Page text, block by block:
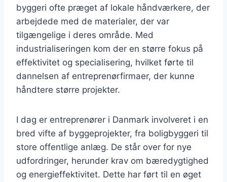
byggeri ofte præget af lokale håndværkere, der
arbejdede med de materialer, der var
tilgængelige i deres område. Med
industrialiseringen kom der en større fokus på
effektivitet og specialisering, hvilket førte til
dannelsen af entreprenørfirmaer, der kunne
håndtere større projekter.
I dag er entreprenører i Danmark involveret i en
bred vifte af byggeprojekter, fra boligbyggeri til
store offentlige anlæg. De står over for nye
udfordringer, herunder krav om bæredygtighed
og energieffektivitet. Dette har ført til en øget